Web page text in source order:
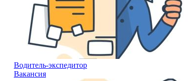
Водитель-экспедитор
Вакансия